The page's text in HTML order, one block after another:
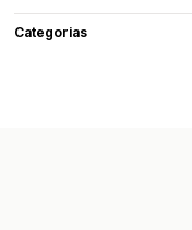
Categorias